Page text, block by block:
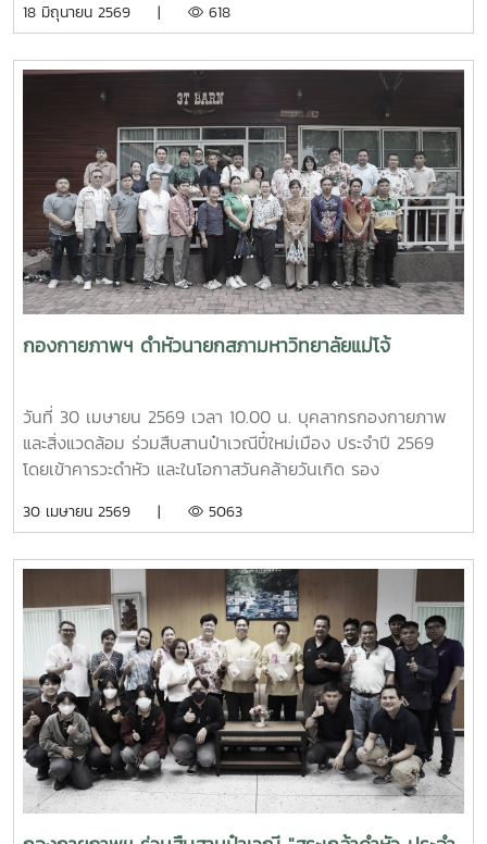
ขับเคลื่อนการจัดการขยะตั้งแต่ต้นทาง เพื่อมุ่งสู่ชุมชนที่สะอาด
แวดล้อม นำทีมหัวหน้างานในสังกัดร่วมให้การต้อนรับ ผู้ช่วย
ข้าราชการ พร้อมคณะศึกษาดูงานจากสภาคณาจารย์และ
ข้าราชการ มหาวิทยาลัยราชภัฏภูเก็ต ในการนี้ ทั้งสอง
มหาวิทยาลัยได้ร่วมแลกเปลี่ยนประสบการณ์ด้านการจัดสวัสดิการ
บุคลากร ตลอดจนแนวทางการพัฒนาและประยุกต์ใช้ให้เหมาะสม
กับบริบทของแต่ละสถาบัน โดยมีนายสุชาติ จันทร์แก้ว รักษาการ
ในตำแหน่งหัวหน้างานสวัสดิการ กองบริหารทรัพยากรบุคคล
เป็นผู้ให้ข้อมูลเกี่ยวกับการจัดสวัสดิการบุคลากรของมหาวิทยาลัย
แม่โจ้ นอกจากนี้ ผู้ช่วยศาสตราจารย์ ดร.มุจลินทร์ ผลจันทร์ ได้
บรรยายและให้ข้อมูลเกี่ยวกับการดำเนินงานด้านมหาวิทยาลัยสี
เขียว (Green University) ของมหาวิทยาลัยแม่โจ้ ณ ห้อง
ประชุมรวงผึ้ง ชั้น 5 อาคารสำนักงานมหาวิทยาลัย ภายหลังการ
ประชุม คณะศึกษาดูงานได้เยี่ยมชมบรรยากาศและพื้นที่โดยรอบ
แวดล้อมของมหาวิทยาลัยแม่โจ้
18 มิถุนายน 2569 | 618
กองกายภาพฯ ดำหัวนายกสภามหาวิทยาลัยแม่โจ้
วันที่ 30 เมษายน 2569 เวลา 10.00 น. บุคลากรกองกายภาพ
และสิ่งแวดล้อม ร่วมสืบสานป๋าเวณีปี๋ใหม่เมือง ประจำปี 2569
โดยเข้าคารวะดำหัว และในโอกาสวันคล้ายวันเกิด รอง
ณ บ้านเอื้องไพลิน
30 เมษายน 2569 | 5063